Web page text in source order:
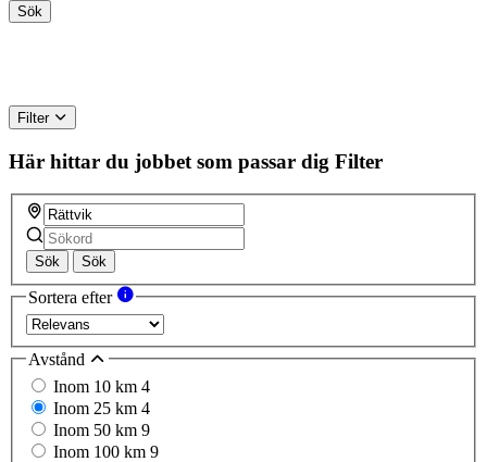
Filter
Här hittar du jobbet som passar dig Filter
Sök Sök
Sortera efter
Avstånd
Inom 10 km 4
Inom 25 km 4
Inom 50 km 9
Inom 100 km 9